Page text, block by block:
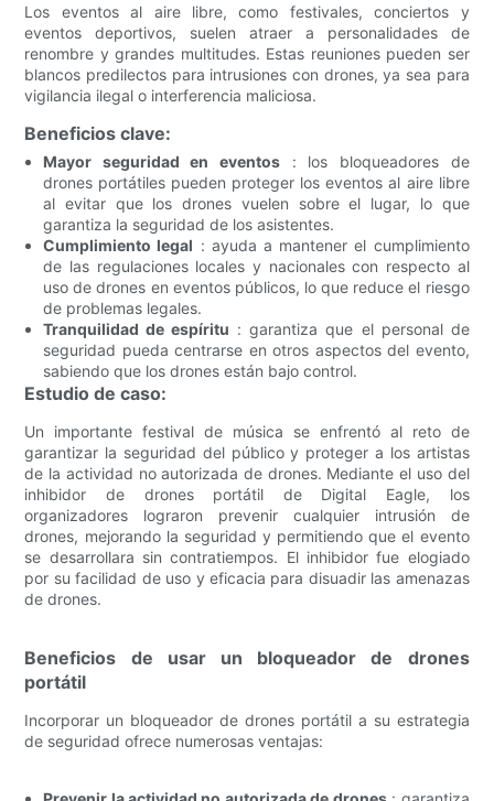
Los eventos al aire libre, como festivales, conciertos y
eventos deportivos, suelen atraer a personalidades de
renombre y grandes multitudes. Estas reuniones pueden ser
blancos predilectos para intrusiones con drones, ya sea para
vigilancia ilegal o interferencia maliciosa.
Beneficios clave:
Mayor seguridad en eventos : los bloqueadores de
drones portátiles pueden proteger los eventos al aire libre
al evitar que los drones vuelen sobre el lugar, lo que
garantiza la seguridad de los asistentes.
Cumplimiento legal : ayuda a mantener el cumplimiento
de las regulaciones locales y nacionales con respecto al
uso de drones en eventos públicos, lo que reduce el riesgo
de problemas legales.
Tranquilidad de espíritu : garantiza que el personal de
seguridad pueda centrarse en otros aspectos del evento,
sabiendo que los drones están bajo control.
Estudio de caso:
Un importante festival de música se enfrentó al reto de
garantizar la seguridad del público y proteger a los artistas
de la actividad no autorizada de drones. Mediante el uso del
inhibidor de drones portátil de Digital Eagle, los
organizadores lograron prevenir cualquier intrusión de
drones, mejorando la seguridad y permitiendo que el evento
se desarrollara sin contratiempos. El inhibidor fue elogiado
por su facilidad de uso y eficacia para disuadir las amenazas
de drones.
Beneficios de usar un bloqueador de drones
portátil
Incorporar un bloqueador de drones portátil a su estrategia
de seguridad ofrece numerosas ventajas: